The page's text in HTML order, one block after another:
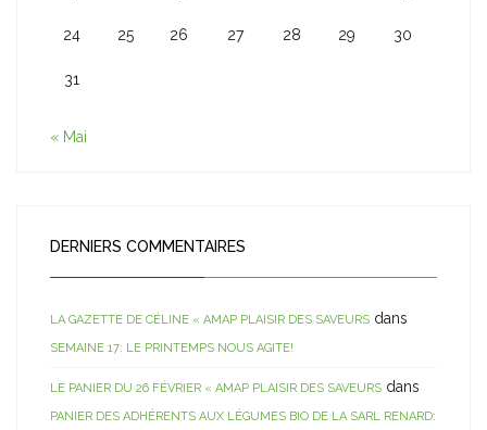
24 25 26 27 28 29 30
31
« Mai
DERNIERS COMMENTAIRES
LA GAZETTE DE CÉLINE « AMAP PLAISIR DES SAVEURS dans
SEMAINE 17: LE PRINTEMPS NOUS AGITE!
LE PANIER DU 26 FÉVRIER « AMAP PLAISIR DES SAVEURS dans
PANIER DES ADHÉRENTS AUX LÉGUMES BIO DE LA SARL RENARD: